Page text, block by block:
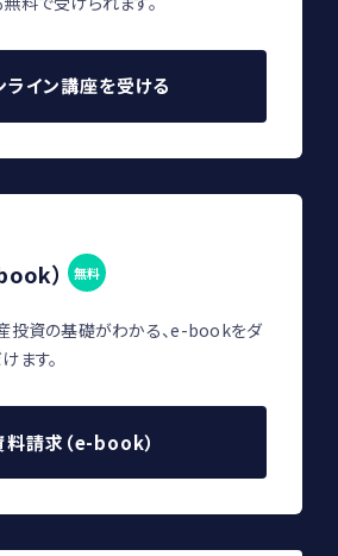
ライン講座を受ける
） 無料
投資の基礎がわかる、e-bookをダ
ます。
料請求（e-book）